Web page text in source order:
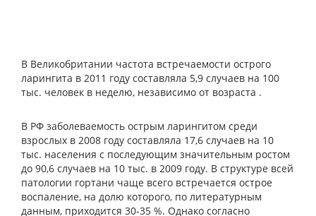
В Великобритании частота встречаемости острого
ларингита в 2011 году составляла 5,9 случаев на 100
тыс. человек в неделю, независимо от возраста .
В РФ заболеваемость острым ларингитом среди
взрослых в 2008 году составляла 17,6 случаев на 10
тыс. населения с последующим значительным ростом
до 90,6 случаев на 10 тыс. в 2009 году. В структуре всей
патологии гортани чаще всего встречается острое
воспаление, на долю которого, по литературным
данным, приходится 30-35 %. Однако согласно